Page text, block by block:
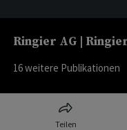
Teilen
Ringier AG |
16weitere Publikationen